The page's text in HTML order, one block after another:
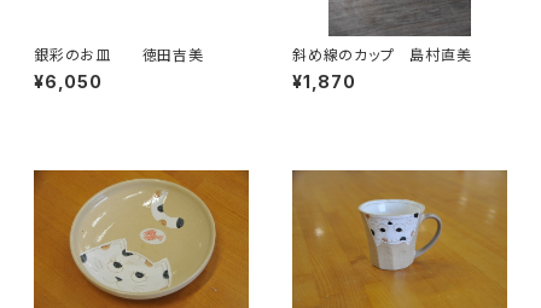
銀彩のお皿 徳田吉美
¥6,050
斜め線のカップ 島村直美
¥1,870